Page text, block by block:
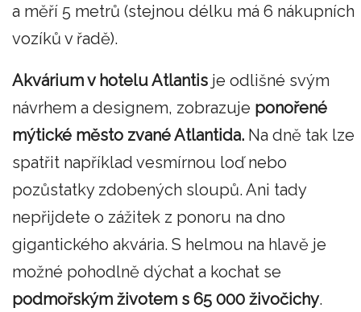
a měří 5 metrů (stejnou délku má 6 nákupních
vozíků v řadě).
Akvárium v hotelu Atlantis je odlišné svým
návrhem a designem, zobrazuje ponořené
mýtické město zvané Atlantida. Na dně tak lze
spatřit například vesmírnou loď nebo
pozůstatky zdobených sloupů. Ani tady
nepřijdete o zážitek z ponoru na dno
gigantického akvária. S helmou na hlavě je
možné pohodlně dýchat a kochat se
podmořským životem s 65 000 živočichy.